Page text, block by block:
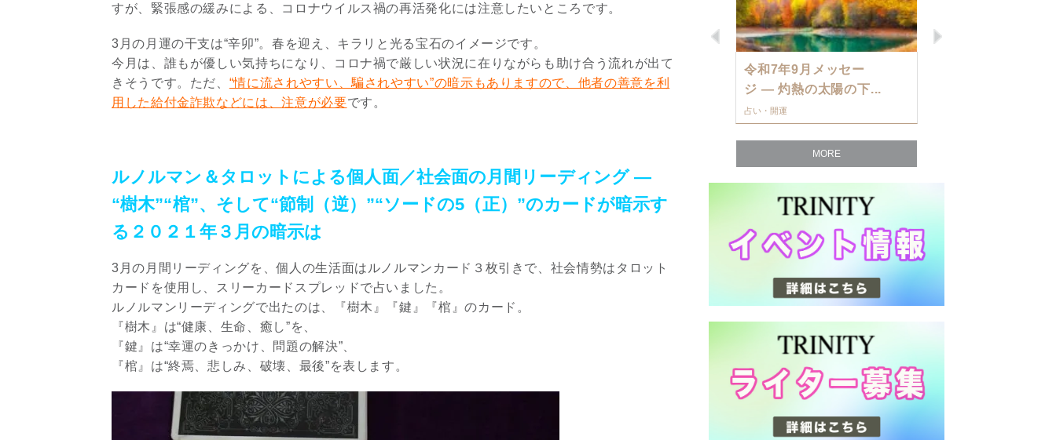
すが、緊張感の緩みによる、コロナウイルス禍の再活発化には注意したいところです。
3月の月運の干支は“辛卯”。春を迎え、キラリと光る宝石のイメージです。
今月は、誰もが優しい気持ちになり、コロナ禍で厳しい状況に在りながらも助け合う流れが出て
きそうです。ただ、 “情に流されやすい、騙されやすい”の暗示もありますので、他者の善意を利
用した給付金詐欺などには、注意が必要です。
ルノルマン＆タロットによる個人面／社会面の月間リーディング —
“樹木”“棺”、そして“節制（逆）”“ソードの5（正）”のカードが暗示す
る２０２１年３月の暗示は
3月の月間リーディングを、個人の生活面はルノルマンカード３枚引きで、社会情勢はタロット
カードを使用し、スリーカードスプレッドで占いました。
ルノルマンリーディングで出たのは、『樹木』『鍵』『棺』のカード。
『樹木』は“健康、生命、癒し”を、
『鍵』は“幸運のきっかけ、問題の解決”、
『棺』は“終焉、悲しみ、破壊、最後”を表します。
Previous
究極的な覚醒に向かって
【The Secret of...
令和7年9月メッセー
ジ — 灼熱の太陽の下...
占い・開運
MORE